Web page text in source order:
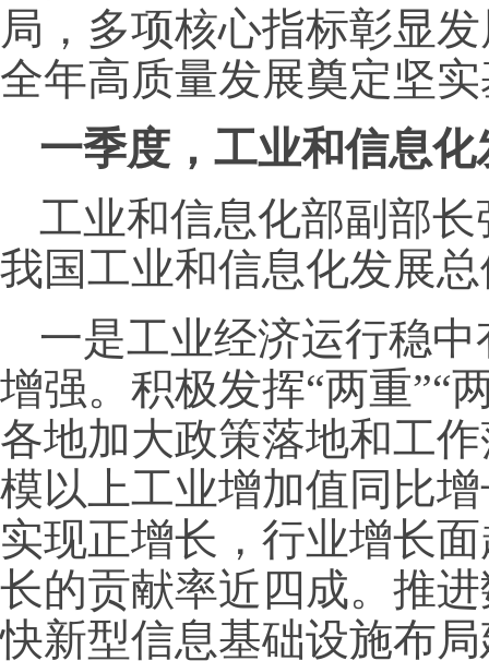
局，多项核心指标彰显
全年高质量发展奠定坚
一季度，工业和信息
工业和信息化部副部
我国工业和信息化发展
一是工业经济运行稳
增强。积极发挥“两重”“
各地加大政策落地和工
模以上工业增加值同比
实现正增长，行业增长
长的贡献率近四成。推
快新型信息基础设施布